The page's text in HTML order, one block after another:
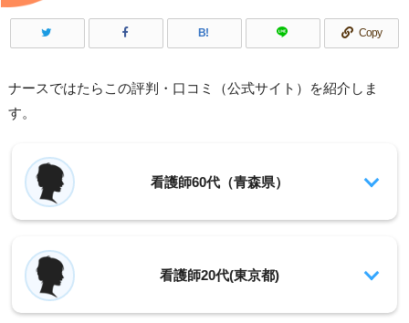
B! Copy
ナースではたらこの評判・口コミ（公式サイト）を紹介しま
す。
看護師60代（青森県）
看護師20代(東京都)